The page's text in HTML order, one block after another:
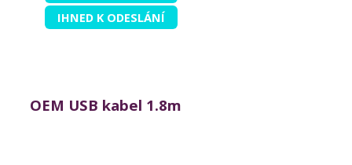
IHNED K ODESLÁNÍ
OEM USB kabel 1.8m